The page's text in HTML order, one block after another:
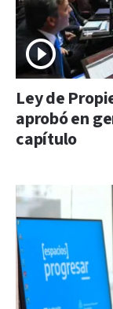
Ley de
aprobó en
capítulo